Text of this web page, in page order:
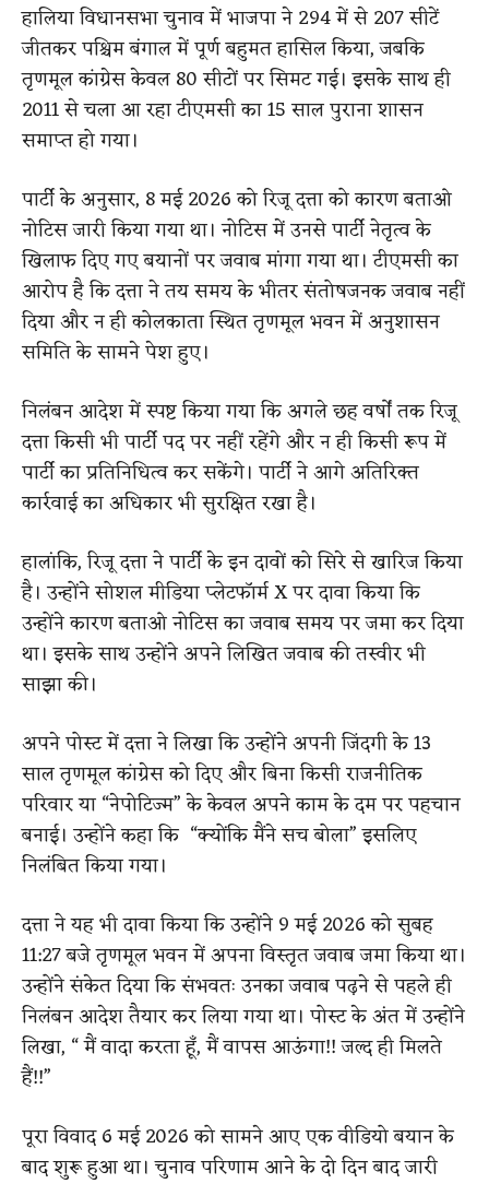
हालिया विधानसभा चुनाव में भाजपा ने 294 में से 207 सीटें
जीतकर पश्चिम बंगाल में पूर्ण बहुमत हासिल किया, जबकि
तृणमूल कांग्रेस केवल 80 सीटों पर सिमट गई। इसके साथ ही
2011 से चला आ रहा टीएमसी का 15 साल पुराना शासन
समाप्त हो गया।
पार्टी के अनुसार, 8 मई 2026 को रिजू दत्ता को कारण बताओ
नोटिस जारी किया गया था। नोटिस में उनसे पार्टी नेतृत्व के
खिलाफ दिए गए बयानों पर जवाब मांगा गया था। टीएमसी का
आरोप है कि दत्ता ने तय समय के भीतर संतोषजनक जवाब नहीं
दिया और न ही कोलकाता स्थित तृणमूल भवन में अनुशासन
समिति के सामने पेश हुए।
निलंबन आदेश में स्पष्ट किया गया कि अगले छह वर्षों तक रिजू
दत्ता किसी भी पार्टी पद पर नहीं रहेंगे और न ही किसी रूप में
पार्टी का प्रतिनिधित्व कर सकेंगे। पार्टी ने आगे अतिरिक्त
कार्रवाई का अधिकार भी सुरक्षित रखा है।
हालांकि, रिजू दत्ता ने पार्टी के इन दावों को सिरे से खारिज किया
है। उन्होंने सोशल मीडिया प्लेटफॉर्म X पर दावा किया कि
उन्होंने कारण बताओ नोटिस का जवाब समय पर जमा कर दिया
था। इसके साथ उन्होंने अपने लिखित जवाब की तस्वीर भी
साझा की।
अपने पोस्ट में दत्ता ने लिखा कि उन्होंने अपनी जिंदगी के 13
साल तृणमूल कांग्रेस को दिए और बिना किसी राजनीतिक
परिवार या “नेपोटिज्म” के केवल अपने काम के दम पर पहचान
बनाई। उन्होंने कहा कि “क्योंकि मैंने सच बोला” इसलिए
निलंबित किया गया।
दत्ता ने यह भी दावा किया कि उन्होंने 9 मई 2026 को सुबह
11:27 बजे तृणमूल भवन में अपना विस्तृत जवाब जमा किया था।
उन्होंने संकेत दिया कि संभवतः उनका जवाब पढ़ने से पहले ही
निलंबन आदेश तैयार कर लिया गया था। पोस्ट के अंत में उन्होंने
लिखा, “ मैं वादा करता हूँ, मैं वापस आऊंगा!! जल्द ही मिलते
हैं!!”
पूरा विवाद 6 मई 2026 को सामने आए एक वीडियो बयान के
बाद शुरू हुआ था। चुनाव परिणाम आने के दो दिन बाद जारी